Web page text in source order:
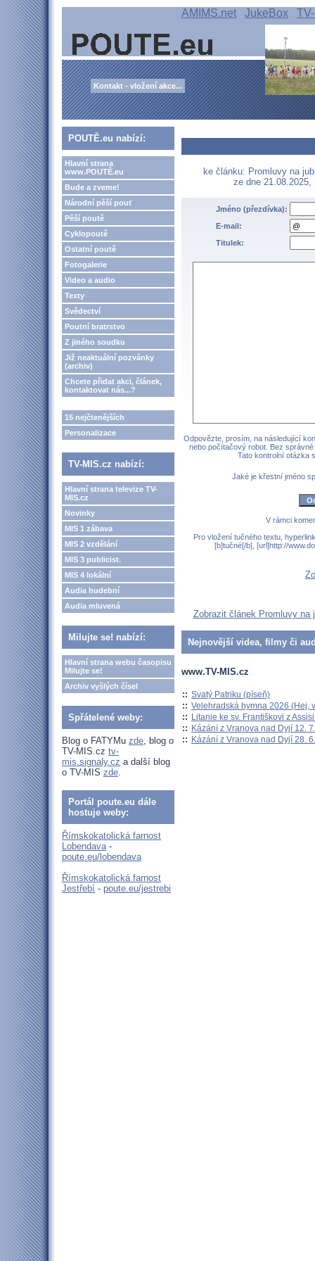
AMIMS.net JukeBox
Kontakt - vložení akce...
POUTĚ.eu nabízí:
Hlavní strana
www.POUTĚ.eu
Bude a zveme!
Národní pěší pouť
Pěší poutě
Cyklopoutě
Ostatní poutě
Fotogalerie
Video a audio
Texty
Svědectví
Poutní bratrstvo
Z jiného soudku
Již neaktuální pozvánky
(archiv)
Chcete přidat akci, článek,
kontaktovat nás...?
15 nejčtenějších
Personalizace
TV-MIS.cz nabízí:
Hlavní strana televize TV-
MIS.cz
Novinky
MIS 1 zábava
MIS 2 vzdělání
MIS 3 publicist.
MIS 4 lokální
Audia hudební
Audia mluvená
Milujte se! nabízí:
Hlavní strana webu časopisu
Milujte se!
Archiv vyšlých čísel
Spřátelené weby:
Blog o FATYMu zde, blog o
TV-MIS.cz tv-
mis.signaly.cz a další blog
o TV-MIS zde.
Portál poute.eu dále
hostuje weby:
Římskokatolická farnost
Lobendava-
poute.eu/lobendava
Římskokatolická farnost
Jestřebí - poute.eu/jestrebi
ke článku: Promluvy na
ze dne
Jméno (přezdívka):
E-mail:
Titulek:
Odpovězte, prosím, na následující
nebo počítačový robot. Bez
Tato kontrolní otázka
Jaké je křestní jméno
V rámci
Pro vložení tučného textu,
[b]tučné[/b], [url]http://
Zobrazit článek Promluvy na
Nejnovější videa, filmy či
www.TV-MIS.cz
:: Svatý Patriku (píseň)
:: Velehradská hymna 2026 (Hej,
:: Litanie ke sv. Františkovi z
:: Kázání z Vranova nad Dyjí 12.
:: Kázání z Vranova nad Dyjí 28.